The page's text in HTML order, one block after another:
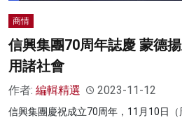
商情
信興集團70周年誌慶 蒙德
用諸社會
作者: 編輯精選 2023-11-12
信興集團慶祝成立70周年，11月10日